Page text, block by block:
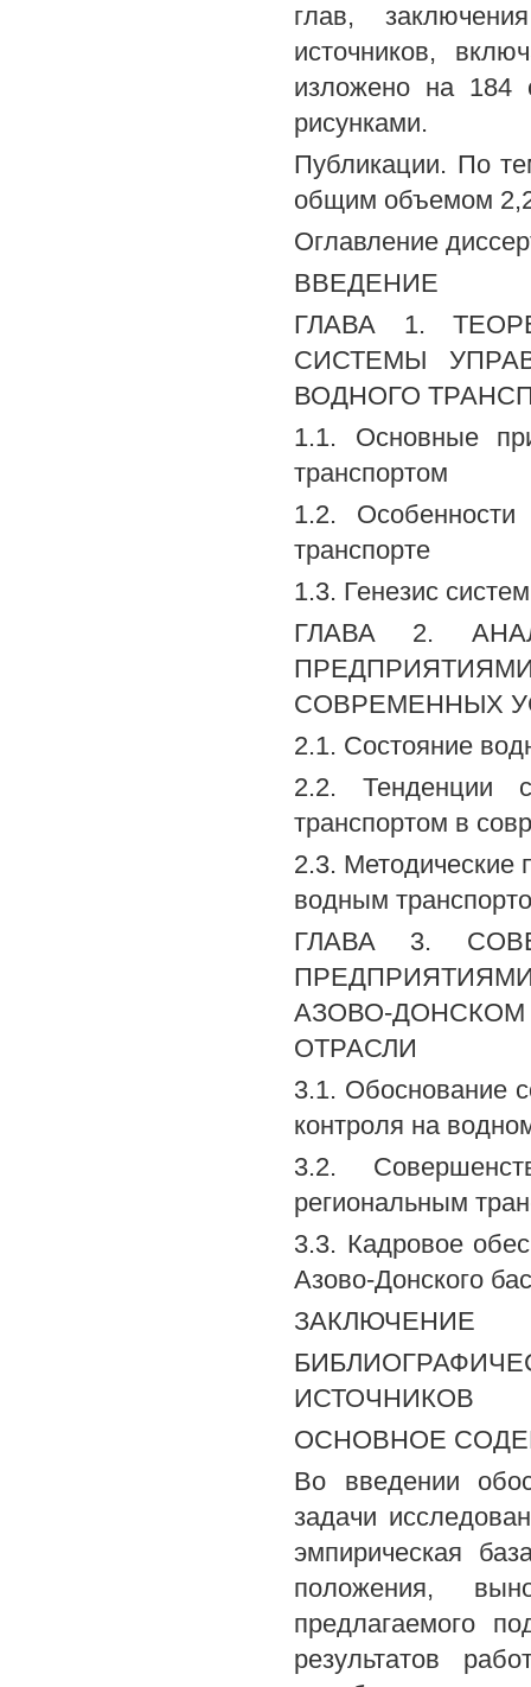
глав,
источников,
изложено на 184
рисунками.
Публикации. По
общим объемом
Оглавление
ВВЕДЕНИЕ
ГЛАВА 1.
СИСТЕМЫ
ВОДНОГО
1.1. Основные
транспортом
1.2.
транспорте
1.3. Генезис
ГЛАВА 2.
СОВРЕМЕННЫХ
2.1. Состояние
2.2. Тенденции
транспортом в
2.3. Методические
водным
ГЛАВА 3.
АЗОВО-
ОТРАСЛИ
3.1. Обоснование
контроля на
3.2.
региональным
3.3. Кадровое
Азово-Донского
ЗАКЛЮЧЕНИЕ
ИСТОЧНИКОВ
ОСНОВНОЕ
Во введении
задачи
эмпирическая
положения,
предлагаемого
результатов